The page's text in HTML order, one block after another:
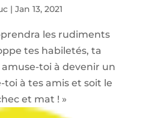
| Jan 13, 2021
les rudiments
tes habiletés, ta
toi à devenir un
à tes amis et soit le
et mat ! »